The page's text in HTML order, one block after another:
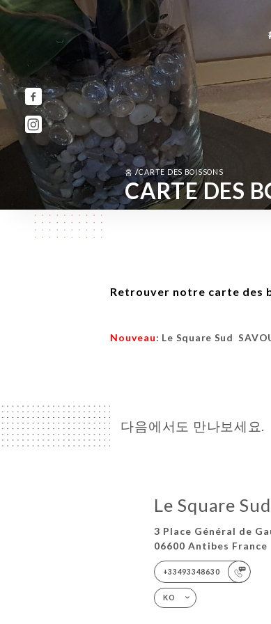
홈 /CARTE DES BOISSONS
CARTE DES
Retrouver notre carte des
Nouveau: Le Square Sud
다음에서도 만나보세요.
Le Square Sud
3 Place Général de
06600 Antibes France
+33493348630
KO